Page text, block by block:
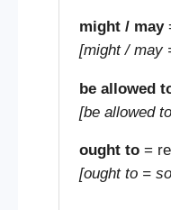
might / may
[might / may
be allowed
[be allowed
ought to=
[ought to =